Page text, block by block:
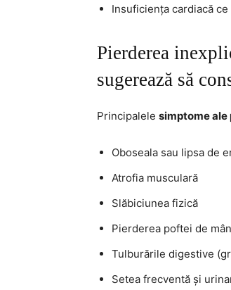
Insuficiența cardiacă
Pierderea
sugerează să
Principalele simptome
Oboseala sau lipsa de
Atrofia musculară
Slăbiciunea fizică
Pierderea poftei de
Tulburările digestive
Setea frecventă și